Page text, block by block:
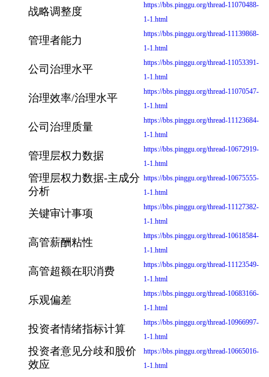
战略调整度
https://bbs.pinggu.org/thread-11070488-
1-1.html
管理者能力
https://bbs.pinggu.org/thread-11139868-
1-1.html
公司治理水平
https://bbs.pinggu.org/thread-11053391-
1-1.html
治理效率/治理水平
https://bbs.pinggu.org/thread-11070547-
1-1.html
公司治理质量
https://bbs.pinggu.org/thread-11123684-
1-1.html
管理层权力数据
https://bbs.pinggu.org/thread-10672919-
1-1.html
管理层权力数据-主成分
分析
https://bbs.pinggu.org/thread-10675555-
1-1.html
关键审计事项
https://bbs.pinggu.org/thread-11127382-
1-1.html
高管薪酬粘性
https://bbs.pinggu.org/thread-10618584-
1-1.html
高管超额在职消费
https://bbs.pinggu.org/thread-11123549-
1-1.html
乐观偏差
https://bbs.pinggu.org/thread-10683166-
1-1.html
投资者情绪指标计算
https://bbs.pinggu.org/thread-10966997-
1-1.html
投资者意见分歧和股价
效应
https://bbs.pinggu.org/thread-10665016-
1-1.html